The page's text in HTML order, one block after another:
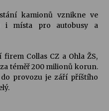
svět
kamionů vznikne ve
i místa pro autobusy a
Collas CZ a Ohla ŽS,
téměř 200 milionů korun.
provozu je září příštího